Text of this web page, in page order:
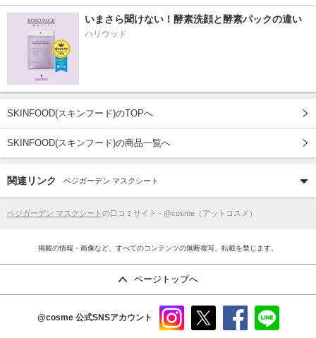
いまさら聞けない！酵素洗顔と酵素パックの違い
ハリウッド
SKINFOOD(スキンフード)のTOPへ
SKINFOOD(スキンフード)の商品一覧へ
関連リンク ベジガーデン マスクシート
ベジガーデン マスクシート の口コミサイト - @cosme（アットコスメ）
掲載の情報・画像など、すべてのコンテンツの無断複写、転載を禁じます。
ページトップへ
@cosme 公式SNSアカウント